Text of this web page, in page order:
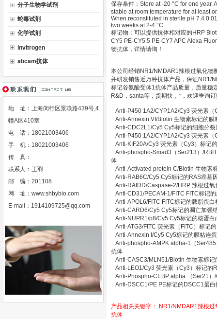
分子生物学试剂
蛇毒试剂
化学试剂
invitrogen
abcam抗体
地 址：上海闵行区景联路439号,4
幢A区410室
电 话：18021003406
手 机：18021003406
传 真：
联系人：王羽
邮 编：201108
网 址： www.shbybio.com
E-mail： 1914109725@qq.com
保存条件：Store at -20 °C for one
stable at room temperature for at least
When reconstituted in sterile pH 7.4
two weeks at 2-4 °C.
标记物：可以提供抗体相对应的HRP
CY5 PE-CY5.5 PE-CY7 APC Alexa
物抗体，详情请询！
本公司经销NR1/NMDAR1辣根过氧化物
并研发销售近万种抗体产品，保证NR1/
标记谷氨酸受体1抗体产品质量，质量稳
R&D，santa等，货期快，*，欢迎垂询
Anti-P450 1A2/CYP1A2/Cy3 荧光素
Anti-Annexin VI/Biotin 生物素标记的
Anti-CDC2L1/Cy5 Cy5标记的细胞分
Anti-P450 1A2/CYP1A2/Cy3 荧光素
Anti-KIF20A/Cy3 荧光素（Cy3）标记
Anti-phospho-Smad3（Ser213）/
体
Anti-Activated protein C/Biotin 生物
Anti-RAB6C/Cy5 Cy5标记的RAS癌
Anti-RAIDD/Caspase-2/HRP 辣根过
Anti-CD31/PECAM-1/FITC FITC标记
Anti-APOL6/FITC FITC标记的载脂蛋
Anti-CARD6/Cy5 Cy5标记的凋亡加
Anti-NUPR1/p8/Cy5 Cy5标记的核蛋
Anti-ATG3/FITC 荧光素（FITC）标记
Anti-Annexin I/Cy5 Cy5标记的膜粘连
Anti-phospho-AMPK alpha-1（
抗体
Anti-CASC3/MLN51/Biotin 生物素标
Anti-LEO1/Cy3 荧光素（Cy3）标记
Anti-Phospho-CEBP alpha （Ser21
Anti-DSCC1/PE PE标记的DSCC1蛋
产品相关关键字：
NR1/NMDAR1辣根
抗体